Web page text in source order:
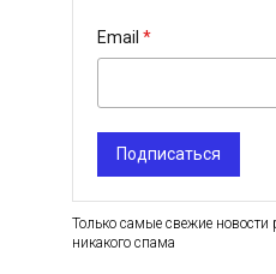
Email
Подписаться
Только самые свежие новости
никакого спама